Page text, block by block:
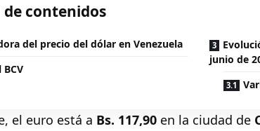
de contenidos
del precio del dólar en Venezuela
BCV
junio de
el euro está a Bs. 117,90 en la ciudad de